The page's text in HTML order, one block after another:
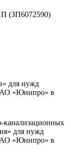
(ЗП6072590)
для нужд
«Юнипро» в
канализационных
для нужд
«Юнипро» в